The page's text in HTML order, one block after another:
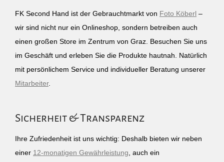
FK Second Hand ist der Gebrauchtmarkt von Foto Köberl –
wir sind nicht nur ein Onlineshop, sondern betreiben auch
einen großen Store im Zentrum von Graz. Besuchen Sie uns
im Geschäft und erleben Sie die Produkte hautnah. Natürlich
mit persönlichem Service und individueller Beratung unserer
Mitarbeiter.
Sicherheit & Transparenz
Ihre Zufriedenheit ist uns wichtig: Deshalb bieten wir neben
einer 12-monatigen Gewährleistung , auch ein